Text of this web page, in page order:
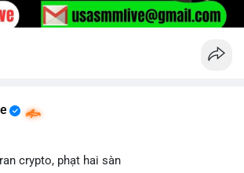
crypto, phạt hai sàn